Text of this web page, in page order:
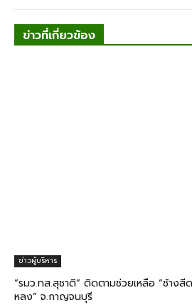
ข่าวที่เกี่ยวข้อง
ข่าวผู้บริหาร
“รมว.ทส.สุชาติ” ติดตามช่วยเหลือ “ช้าง
หลง” จ.กาญจนบุรี